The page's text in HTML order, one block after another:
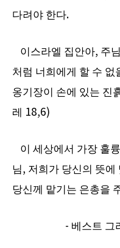
다려야 한다.
이스라엘 집안아, 주
처럼 너희에게 할 수 없
옹기장이 손에 있는 진
레 18,6)
이 세상에서 가장 훌
님, 저희가 당신의 뜻에
당신께 맡기는 은총을
- 베스트 그